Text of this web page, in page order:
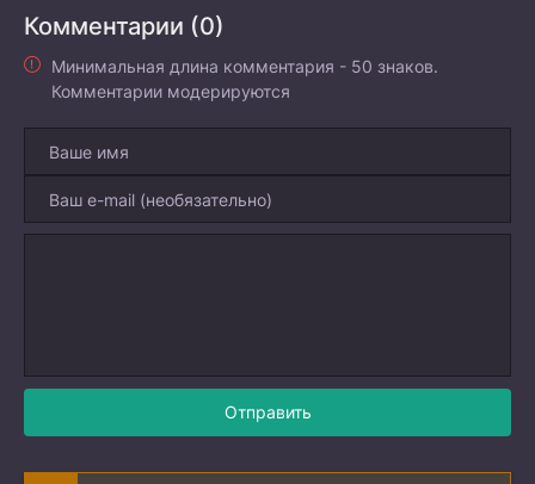
Комментарии (0)
Минимальная длина комментария - 50 знаков.
Комментарии модерируются
Отправить